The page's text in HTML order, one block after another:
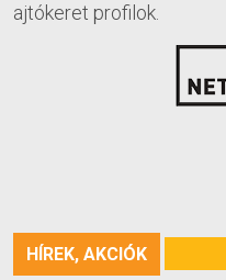
ajtókeret profilok.
HÍREK, AKCIÓK
ÚJ 1700